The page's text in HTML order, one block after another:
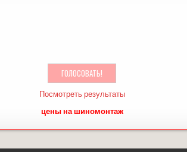
Посмотреть результаты
цены на шиномонтаж